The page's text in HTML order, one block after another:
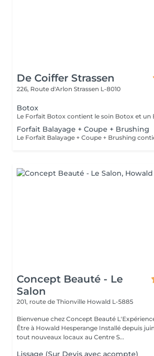
De Coiffer Strassen
226, Route d'Arlon Strassen L-8010
Botox
Forfait Balayage + Coupe + Brushing
Concept Beauté - Le
Salon
201, route de Thionville Howald L-5885
Bienvenue chez Concept Beauté L'Expérience Beauté & Bien-
Être à Howald Hesperange Installé depuis
tout nouveaux locaux au Centre S...
Lissage (Sur Devis avec acompte)